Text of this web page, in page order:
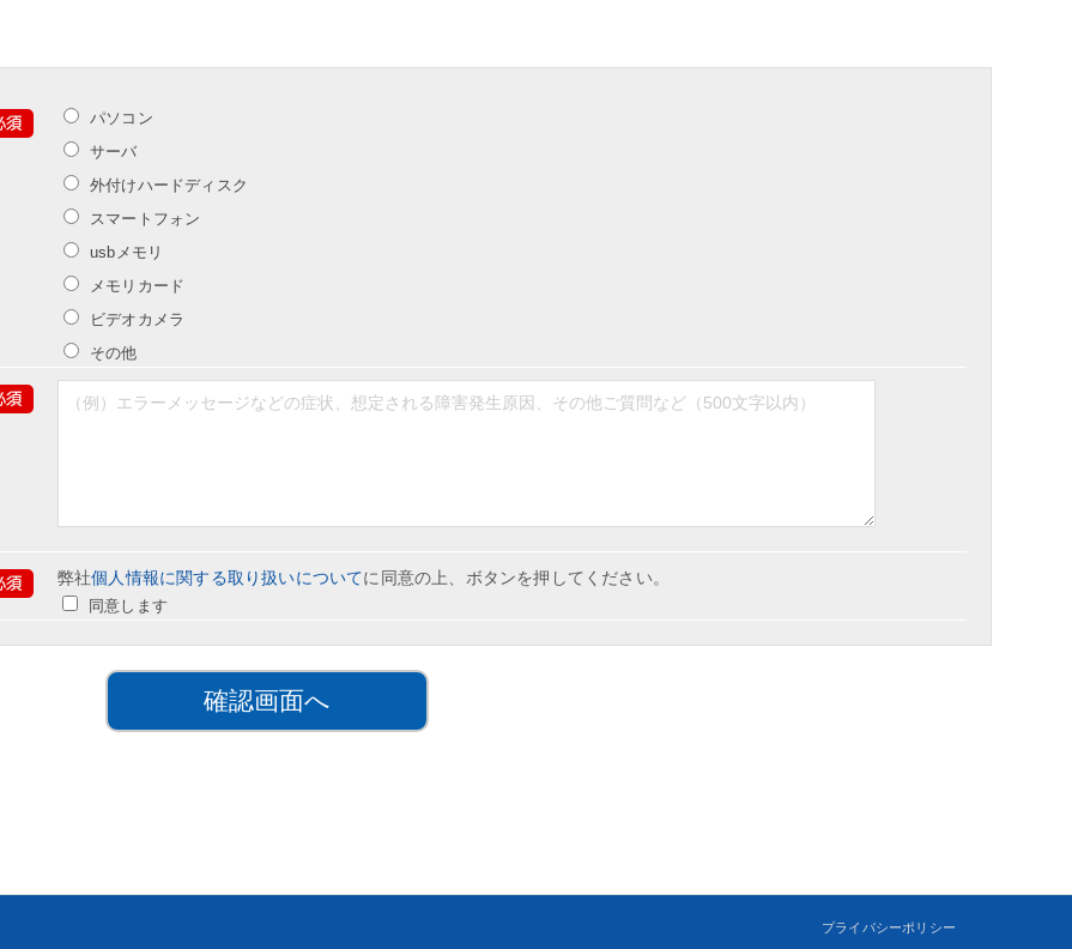
パソコン
サーバ
外付けハードディスク
スマートフォン
usbメモリ
メモリカード
ビデオカメラ
その他
弊社個人情報に関する取り扱いについてに同意の上、ボタンを押してください。
同意します
プライバシーポリシー